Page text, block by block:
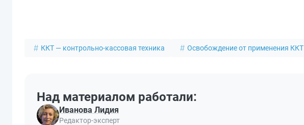
ККТ — контрольно-кассовая техника Освобождение от применения ККТ
Над материалом работали:
Иванова Лидия
Редактор-эксперт